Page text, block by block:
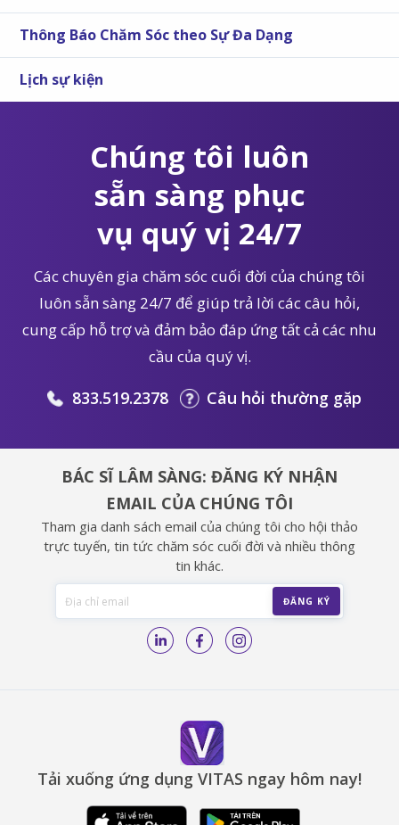
Thông Báo Chăm Sóc theo Sự Đa Dạng
Lịch sự kiện
Chúng tôi luôn
sẵn sàng phục
vụ quý vị 24/7
Các chuyên gia chăm sóc cuối đời của chúng tôi
luôn sẵn sàng 24/7 để giúp trả lời các câu hỏi,
cung cấp hỗ trợ và đảm bảo đáp ứng tất cả các nhu
cầu của quý vị.
833.519.2378 Câu hỏi thường gặp
BÁC SĨ LÂM SÀNG: ĐĂNG KÝ NHẬN
EMAIL CỦA CHÚNG TÔI
Tham gia danh sách email của chúng tôi cho hội thảo
trực tuyến, tin tức chăm sóc cuối đời và nhiều thông
tin khác.
Tải xuống ứng dụng VITAS ngay hôm nay!